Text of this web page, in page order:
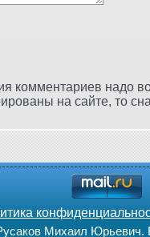
комментариев надо
на сайте, то
Михаил